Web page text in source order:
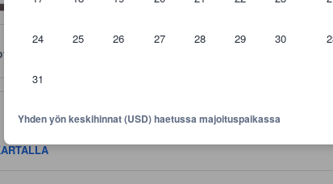
24 25 26 27 28 29 30
31
Yhden yön keskihinnat (USD) haetussa majoituspaikassa